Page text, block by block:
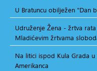
U Bratuncu obilježen "Dan
Udruženje Žena - žrtva
Mladićevim žrtvama
Na litici ispod Kula Grada
Amerikanca